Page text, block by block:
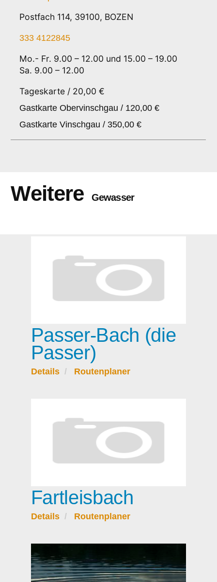
Postfach 114, 39100, BOZEN
333 4122845
Mo.- Fr. 9.00 – 12.00 und 15.00 – 19.00
Sa. 9.00 – 12.00
Tageskarte / 20,00 €
Gastkarte Obervinschgau / 120,00 €
Gastkarte Vinschgau / 350,00 €
Weitere Gewasser
Passer-Bach (die
Passer)
Details Routenplaner
Fartleisbach
Details Routenplaner